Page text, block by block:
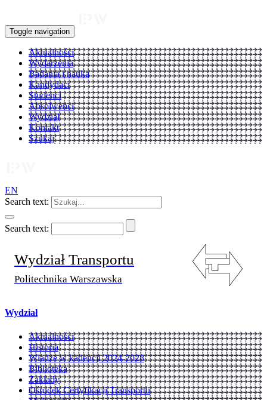
Toggle navigation
Aktualności
Wydarzenia
Badania i nauka
Kandydaci
Studenci
Absolwenci
Wydział
Kontakt
Szukaj
EN
Search text:
Search text:
Wydział Transportu
Politechnika Warszawska
Wydział
Aktualności
Historia
Władze w kadencji 2024-2028
Biblioteka
Zakłady
Ośrodek Certyfikacji Transportu